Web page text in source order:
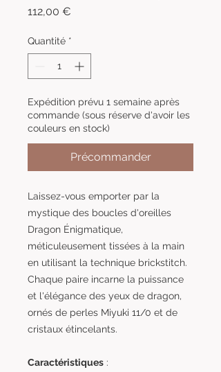
112,00 €
Quantité *
Expédition prévu 1 semaine après
commande (sous réserve d'avoir les
couleurs en stock)
Précommander
Laissez-vous emporter par la
mystique des boucles d'oreilles
Dragon Énigmatique,
méticuleusement tissées à la main
en utilisant la technique brickstitch.
Chaque paire incarne la puissance
et l'élégance des yeux de dragon,
ornés de perles Miyuki 11/0 et de
cristaux étincelants.
Caractéristiques :